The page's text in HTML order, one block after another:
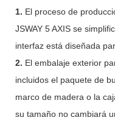
1. El proceso de
JSWAY 5 AXIS se
interfaz está diseñada
2. El embalaje exterior
incluidos el paquete de
marco de madera o la
su tamaño no cambiará